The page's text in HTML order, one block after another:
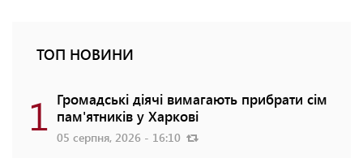
ТОП НОВИНИ
1 Громадські діячі вимагають прибрати сім
пам'ятників у Харкові
05 серпня, 2026 - 16:10